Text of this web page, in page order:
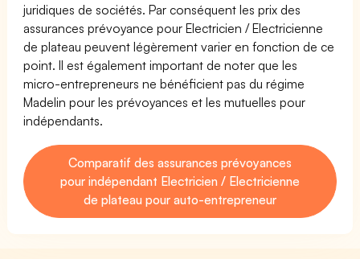
juridiques de sociétés. Par conséquent les prix des
assurances prévoyance pour Electricien / Electricienne
de plateau peuvent légèrement varier en fonction de ce
point. Il est également important de noter que les
micro-entrepreneurs ne bénéficient pas du régime
Madelin pour les prévoyances et les mutuelles pour
indépendants.
Comparatif des assurances prévoyances
pour indépendant Electricien / Electricienne
de plateau pour auto-entrepreneur